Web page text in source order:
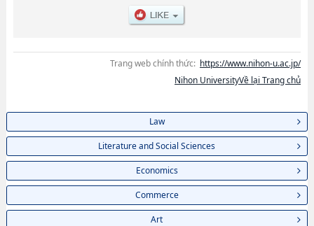
MatsudohoặcVeterinary MedicinehoặcPharmacyhoặcIntegrated Basic
ScienceshoặcBioresource ScienceshoặcLaw SchoolhoặcJournalism and
tuyển như số lượng tuyển sinh, số lượng trúng tuyển, cở sở trang thiết bị,
Trang web chính thức: https://www.nihon-u.ac.jp/
Nihon UniversityVề lại Trang chủ
Law
Literature and Social Sciences
Economics
Commerce
Art